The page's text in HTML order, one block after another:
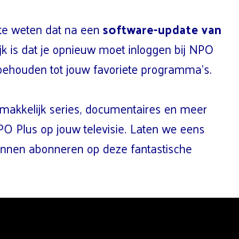
weten dat na eensoftware-update van
is dat je opnieuw moet inloggen bij NPO
tot jouw favoriete programma’s.
series, documentaires en meer
Plus op jouw televisie. Laten we eens
abonneren op deze fantastische